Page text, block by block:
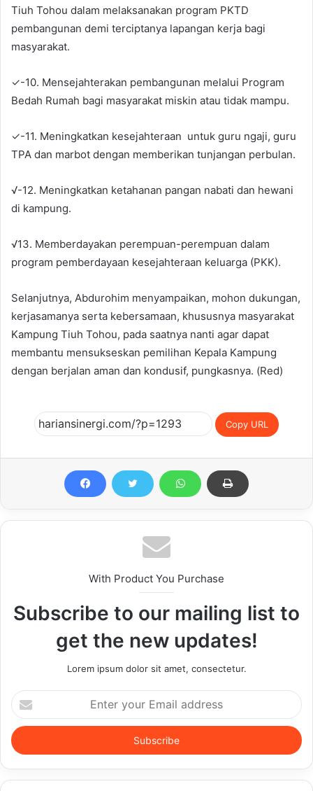
Tiuh Tohou dalam melaksanakan program PKTD
pembangunan demi terciptanya lapangan kerja bagi
masyarakat.
✓-10. Mensejahterakan pembangunan melalui Program
Bedah Rumah bagi masyarakat miskin atau tidak mampu.
✓-11. Meningkatkan kesejahteraan untuk guru ngaji, guru
TPA dan marbot dengan memberikan tunjangan perbulan.
√-12. Meningkatkan ketahanan pangan nabati dan hewani
di kampung.
√13. Memberdayakan perempuan-perempuan dalam
program pemberdayaan kesejahteraan keluarga (PKK).
Selanjutnya, Abdurohim menyampaikan, mohon dukungan,
kerjasamanya serta kebersamaan, khususnya masyarakat
Kampung Tiuh Tohou, pada saatnya nanti agar dapat
membantu mensukseskan pemilihan Kepala Kampung
dengan berjalan aman dan kondusif, pungkasnya. (Red)
Copy URL
With Product You Purchase
Subscribe to our mailing list to
get the new updates!
Lorem ipsum dolor sit amet, consectetur.
Enter
your
Email
address